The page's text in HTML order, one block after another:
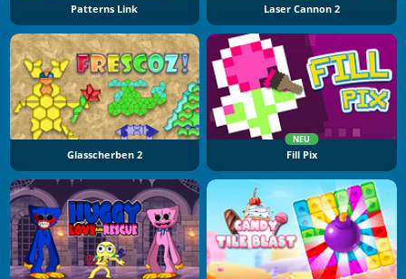
Patterns Link Laser Cannon 2
Glasscherben 2
NEU
Fill Pix